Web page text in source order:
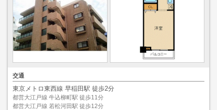
交通
東京メトロ東西線 早稲田駅 徒歩2分
都営大江戸線 牛込柳町駅 徒歩11分
都営大江戸線 若松河田駅 徒歩12分